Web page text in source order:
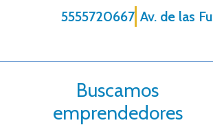
5555720667 Av. de las
Buscamos
emprendedores